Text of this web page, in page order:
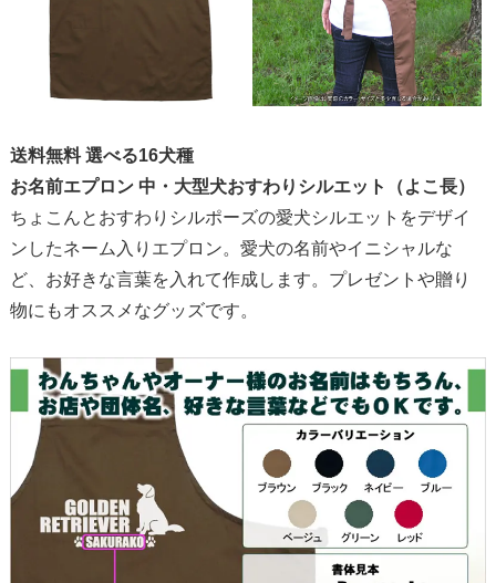
送料無料 選べる16犬種
お名前エプロン 中・大型犬おすわりシルエット（よこ長）
ちょこんとおすわりシルポーズの愛犬シルエットをデザイ
ンしたネーム入りエプロン。愛犬の名前やイニシャルな
ど、お好きな言葉を入れて作成します。プレゼントや贈り
物にもオススメなグッズです。